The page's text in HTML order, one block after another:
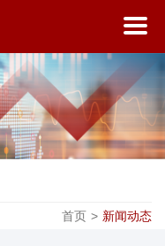
首页 > 新闻动态